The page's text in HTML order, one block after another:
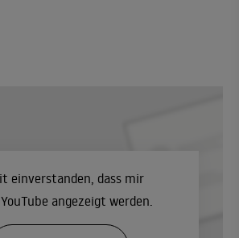
einverstanden, dass mir
angezeigt werden.